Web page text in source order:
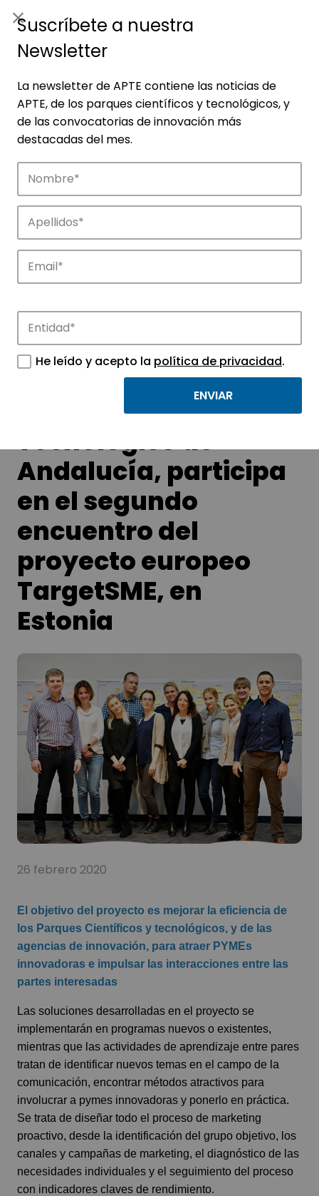
Noticias
Conoce las noticias más destacadas de
APTE y sus parques científicos y
tecnológicos.
El Parque
Tecnológico de
Andalucía, participa
en el segundo
encuentro del
proyecto europeo
TargetSME, en
Estonia
26 febrero 2020
El objetivo del proyecto es mejorar la eficiencia de
los Parques Científicos y tecnológicos, y de las
agencias de innovación, para atraer PYMEs
innovadoras e impulsar las interacciones entre las
partes interesadas
Las soluciones desarrolladas en el proyecto se
implementarán en programas nuevos o existentes,
mientras que las actividades de aprendizaje entre pares
tratan de identificar nuevos temas en el campo de la
comunicación, encontrar métodos atractivos para
involucrar a pymes innovadoras y ponerlo en práctica.
Se trata de diseñar todo el proceso de marketing
proactivo, desde la identificación del grupo objetivo, los
canales y campañas de marketing, el diagnóstico de las
necesidades individuales y el seguimiento del proceso
con indicadores claves de rendimiento.
Suscríbete a nuestra
Newsletter
La newsletter de APTE contiene las noticias de
APTE, de los parques científicos y tecnológicos, y
de las convocatorias de innovación más
destacadas del mes.
He leído y acepto la política de privacidad.